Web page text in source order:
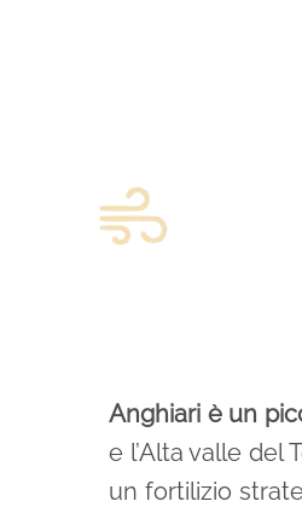
Anghiari è un
e l’Alta valle del
un fortilizio